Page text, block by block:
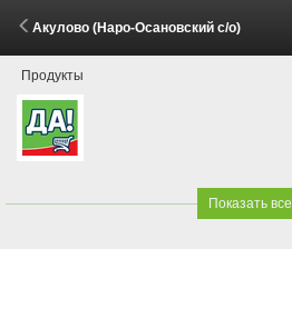
Акулово (Наро-Осановский с/о)
Продукты
Показать все